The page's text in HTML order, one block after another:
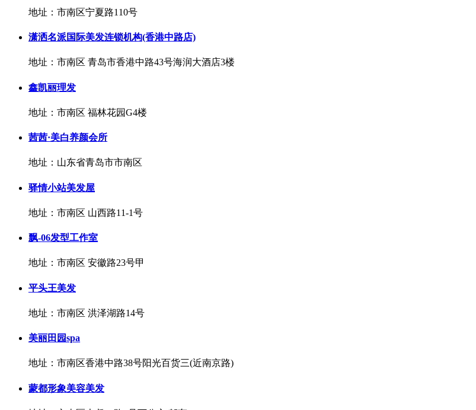
地址：市南区宁夏路110号
潇洒名派国际美发连锁机构(香港中路店)
地址：市南区 青岛市香港中路43号海润大酒店3楼
鑫凯丽理发
地址：市南区 福林花园G4楼
茜茜·美白养颜会所
地址：山东省青岛市市南区
驿情小站美发屋
地址：市南区 山西路11-1号
飘-06发型工作室
地址：市南区 安徽路23号甲
平头王美发
地址：市南区 洪泽湖路14号
美丽田园spa
地址：市南区香港中路38号阳光百货三(近南京路)
蒙都形象美容美发